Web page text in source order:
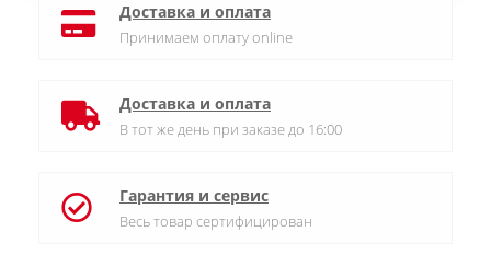
Доставка и оплата
Принимаем оплату online
Доставка и оплата
В тот же день при заказе до 16:00
Гарантия и сервис
Весь товар сертифицирован